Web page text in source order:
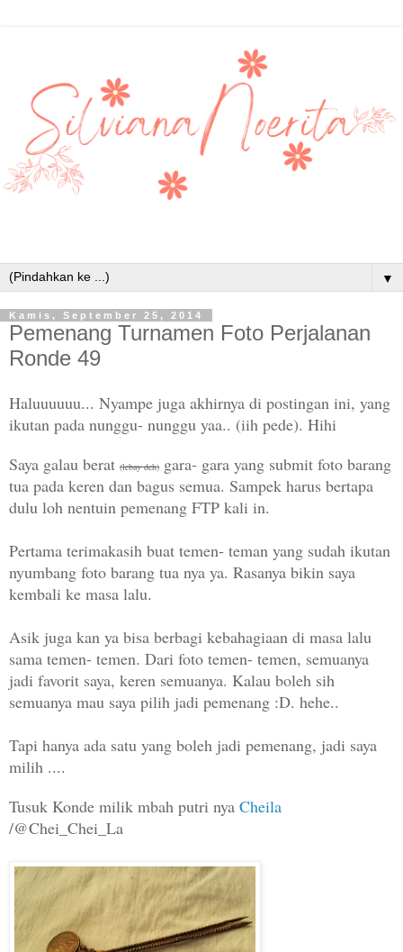
▼
Kamis, September 25, 2014
Pemenang Turnamen Foto Perjalanan
Ronde 49
Haluuuuuu... Nyampe juga akhirnya di postingan ini, yang
ikutan pada nunggu- nunggu yaa.. (iih pede). Hihi
Saya galau berat (lebay deh) gara- gara yang submit foto barang
tua pada keren dan bagus semua. Sampek harus bertapa
dulu loh nentuin pemenang FTP kali in.
Pertama terimakasih buat temen- teman yang sudah ikutan
nyumbang foto barang tua nya ya. Rasanya bikin saya
kembali ke masa lalu.
Asik juga kan ya bisa berbagi kebahagiaan di masa lalu
sama temen- temen. Dari foto temen- temen, semuanya
jadi favorit saya, keren semuanya. Kalau boleh sih
semuanya mau saya pilih jadi pemenang :D. hehe..
Tapi hanya ada satu yang boleh jadi pemenang, jadi saya
milih ....
Tusuk Konde milik mbah putri nya Cheila
/@Chei_Chei_La